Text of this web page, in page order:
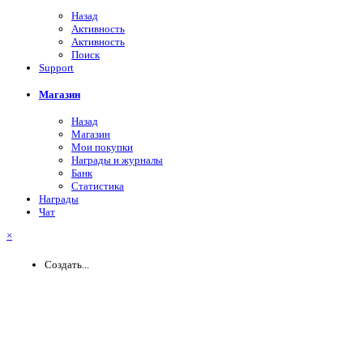
Назад
Активность
Активность
Поиск
Support
Магазин
Назад
Магазин
Мои покупки
Награды и журналы
Банк
Статистика
Награды
Чат
×
Создать...